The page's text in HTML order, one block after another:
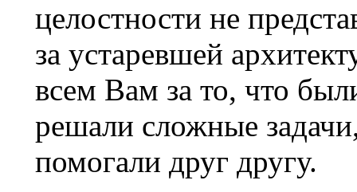
целостности не
за устаревшей
всем Вам за то, что
решали сложные
помогали друг другу.